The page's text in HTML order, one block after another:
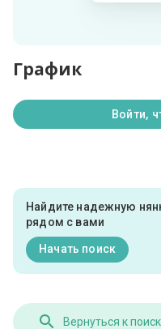
График
Войти,
Найдите надежную
рядом с вами
Начать поиск
Вернуться к